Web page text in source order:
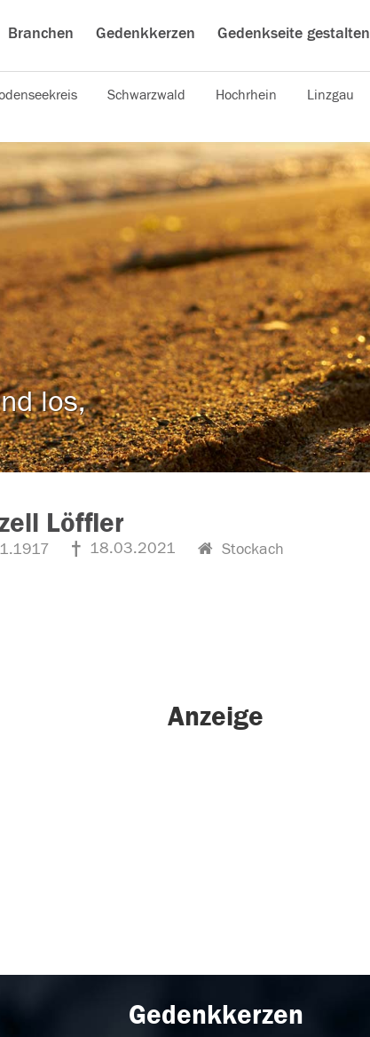
Branchen Gedenkkerzen Gedenkseite gestalten
Schwarzwald Hochrhein Linzgau
los,
Löffler
18.03.2021 Stockach
Anzeige
Gedenkkerzen